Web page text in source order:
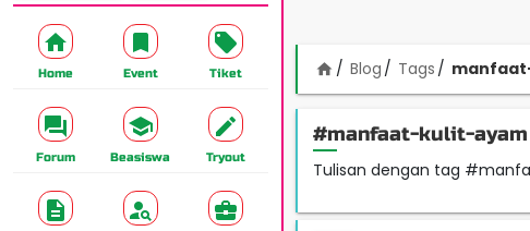
Home Event Tiket
Forum Beasiswa Tryout
home Blog Tags
#manfaat-kulit-ayam
Tulisan dengan tag